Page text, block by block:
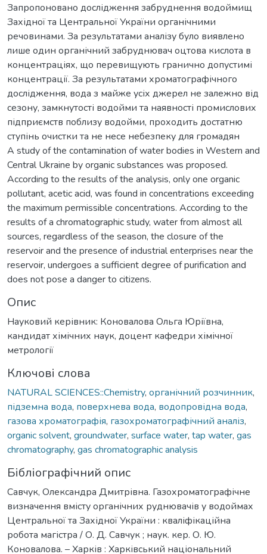
Запропоновано дослідження забруднення водоймищ
Західної та Центральної України органічними
речовинами. За результатами аналізу було виявлено
лише один органічний забруднювач оцтова кислота в
концентраціях, що перевищують гранично допустимі
концентрації. За результатами хроматографічного
дослідження, вода з майже усіх джерел не залежно від
сезону, замкнутості водойми та наявності промислових
підприємств поблизу водойми, проходить достатню
ступінь очистки та не несе небезпеку для громадян
A study of the contamination of water bodies in Western and
Central Ukraine by organic substances was proposed.
According to the results of the analysis, only one organic
pollutant, acetic acid, was found in concentrations exceeding
the maximum permissible concentrations. According to the
results of a chromatographic study, water from almost all
sources, regardless of the season, the closure of the
reservoir and the presence of industrial enterprises near the
reservoir, undergoes a sufficient degree of purification and
does not pose a danger to citizens.
Опис
Науковий керівник: Коновалова Ольга Юріївна,
кандидат хімічних наук, доцент кафедри хімічної
метрології
Ключові слова
NATURAL SCIENCES::Chemistry, органічний розчинник,
підземна вода, поверхнева вода, водопровідна вода,
газова хроматографія, газохроматографічний аналіз,
organic solvent, groundwater, surface water, tap water, gas
chromatography, gas chromatographic analysis
Бібліографічний опис
Савчук, Олександра Дмитрівна. Газохроматографічне
визначення вмісту органічних руднювачів у водоймах
Центральної та Західної України : кваліфікаційна
робота магістра / О. Д. Савчук ; наук. кер. О. Ю.
Коновалова. – Харків : Харківський національний